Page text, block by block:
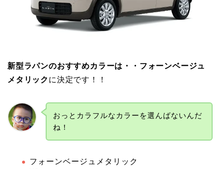
新型ラパンのおすすめカラーは・・フォーンベージュ
メタリック に決定です！！
おっとカラフルなカラーを選んばないんだ
ね！
フォーンベージュメタリック